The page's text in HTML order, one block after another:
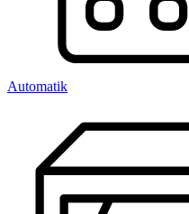
Automatik